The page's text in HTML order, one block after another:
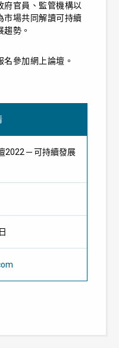
府官員、監管機構以
市場共同解讀可持續
勢。
名參加網上論壇。
2022 ─ 可持續發展